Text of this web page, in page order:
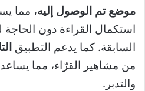
موضع تم الوصول إليه، مما
استكمال القراءة دون
السابقة. كما يدعم التطبيق
من مشاهير القرّاء، مما
والتدبر.